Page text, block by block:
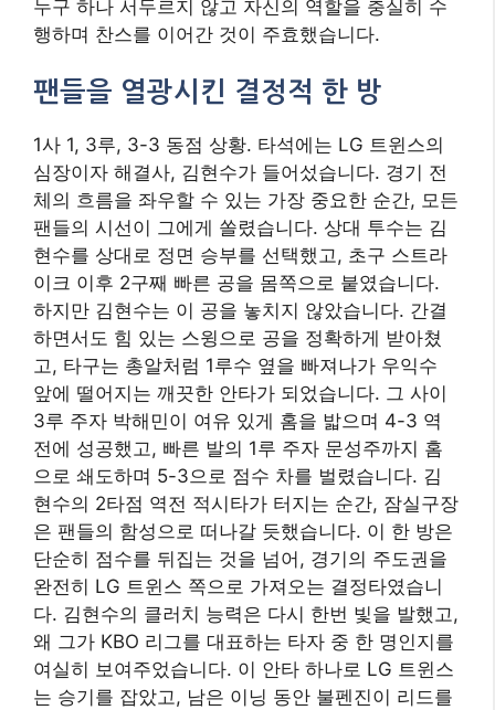
누구 하나 서두르지 않고 자신의 역할을 충실히 수
행하며 찬스를 이어간 것이 주효했습니다.
팬들을 열광시킨 결정적 한 방
1사 1, 3루, 3-3 동점 상황. 타석에는 LG 트윈스의
심장이자 해결사, 김현수가 들어섰습니다. 경기 전
체의 흐름을 좌우할 수 있는 가장 중요한 순간, 모든
팬들의 시선이 그에게 쏠렸습니다. 상대 투수는 김
현수를 상대로 정면 승부를 선택했고, 초구 스트라
이크 이후 2구째 빠른 공을 몸쪽으로 붙였습니다.
하지만 김현수는 이 공을 놓치지 않았습니다. 간결
하면서도 힘 있는 스윙으로 공을 정확하게 받아쳤
고, 타구는 총알처럼 1루수 옆을 빠져나가 우익수
앞에 떨어지는 깨끗한 안타가 되었습니다. 그 사이
3루 주자 박해민이 여유 있게 홈을 밟으며 4-3 역
전에 성공했고, 빠른 발의 1루 주자 문성주까지 홈
으로 쇄도하며 5-3으로 점수 차를 벌렸습니다. 김
현수의 2타점 역전 적시타가 터지는 순간, 잠실구장
은 팬들의 함성으로 떠나갈 듯했습니다. 이 한 방은
단순히 점수를 뒤집는 것을 넘어, 경기의 주도권을
완전히 LG 트윈스 쪽으로 가져오는 결정타였습니
다. 김현수의 클러치 능력은 다시 한번 빛을 발했고,
왜 그가 KBO 리그를 대표하는 타자 중 한 명인지를
여실히 보여주었습니다. 이 안타 하나로 LG 트윈스
는 승기를 잡았고, 남은 이닝 동안 불펜진이 리드를